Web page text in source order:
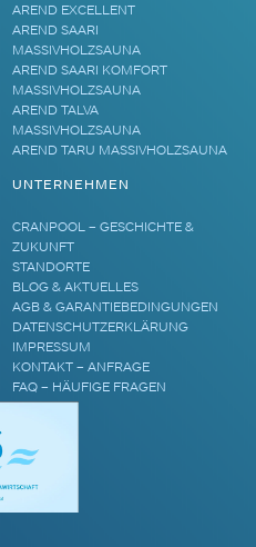
AREND EXCELLENT
AREND SAARI
MASSIVHOLZSAUNA
AREND SAARI KOMFORT
MASSIVHOLZSAUNA
AREND TALVA
MASSIVHOLZSAUNA
AREND TARU MASSIVHOLZSAUNA
UNTERNEHMEN
CRANPOOL – GESCHICHTE &
ZUKUNFT
STANDORTE
BLOG & AKTUELLES
AGB & GARANTIEBEDINGUNGEN
DATENSCHUTZERKLÄRUNG
IMPRESSUM
KONTAKT – ANFRAGE
FAQ – HÄUFIGE FRAGEN